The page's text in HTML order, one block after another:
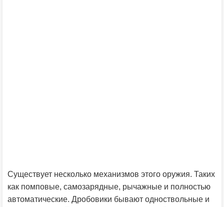
Существует несколько механизмов этого оружия. Таких
как помповые, самозарядные, рычажные и полностью
автоматические. Дробовики бывают одноствольные и